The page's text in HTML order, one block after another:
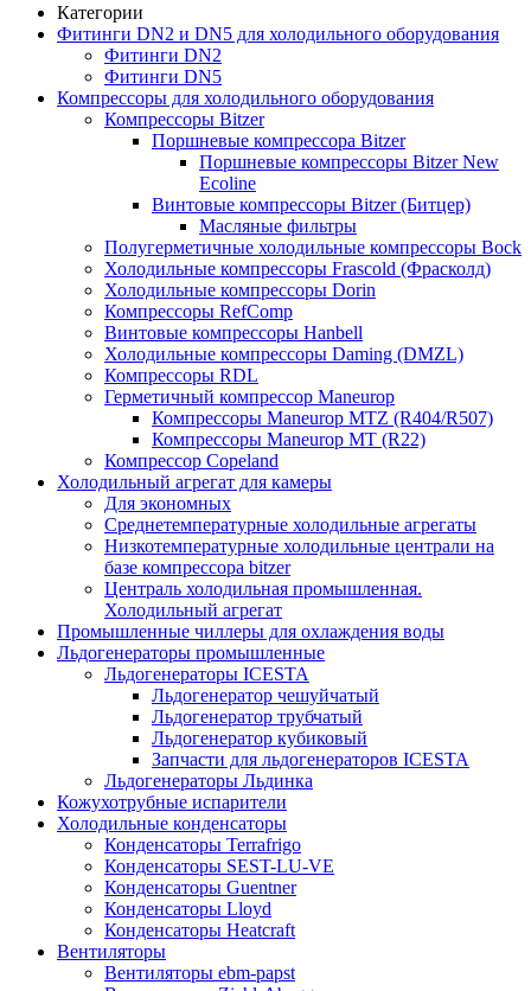
Категории
Фитинги DN2 и DN5 для холодильного оборудования
Фитинги DN2
Фитинги DN5
Компрессоры для холодильного оборудования
Компрессоры Bitzer
Поршневые компрессора Bitzer
Поршневые компрессоры Bitzer New
Ecoline
Винтовые компрессоры Bitzer (Битцер)
Масляные фильтры
Полугерметичные холодильные компрессоры Bock
Холодильные компрессоры Frascold (Фрасколд)
Холодильные компрессоры Dorin
Компрессоры RefComp
Винтовые компрессоры Hanbell
Холодильные компрессоры Daming (DMZL)
Компрессоры RDL
Герметичный компрессор Maneurop
Компрессоры Maneurop MTZ (R404/R507)
Компрессоры Maneurop MT (R22)
Компрессор Copeland
Холодильный агрегат для камеры
Для экономных
Среднетемпературные холодильные агрегаты
Низкотемпературные холодильные централи на
базе компрессора bitzer
Централь холодильная промышленная.
Холодильный агрегат
Промышленные чиллеры для охлаждения воды
Льдогенераторы промышленные
Льдогенераторы ICESTA
Льдогенератор чешуйчатый
Льдогенератор трубчатый
Льдогенератор кубиковый
Запчасти для льдогенераторов ICESTA
Льдогенераторы Льдинка
Кожухотрубные испарители
Холодильные конденсаторы
Конденсаторы Terrafrigo
Конденсаторы SEST-LU-VE
Конденсаторы Guentner
Конденсаторы Lloyd
Конденсаторы Heatcraft
Вентиляторы
Вентиляторы ebm-papst